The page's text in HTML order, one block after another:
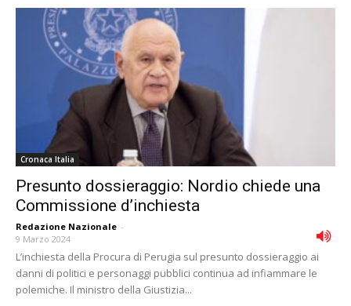
Cronaca Italia
Presunto dossieraggio: Nordio chiede una
Commissione d’inchiesta
Redazione Nazionale -
9 Marzo 2024
L’inchiesta della Procura di Perugia sul presunto dossieraggio ai
danni di politici e personaggi pubblici continua ad infiammare le
polemiche. Il ministro della Giustizia...